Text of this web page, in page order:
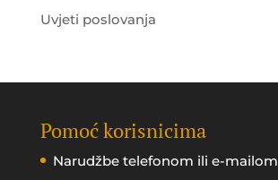
Uvjeti poslovanja
Pomoć korisnicima
Narudžbe telefonom ili e-mailom